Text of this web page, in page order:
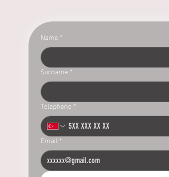
Name *
Surname *
Telephone *
Email *